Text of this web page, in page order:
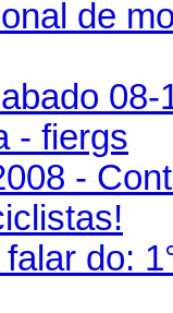
de
- fiergs
-
do: